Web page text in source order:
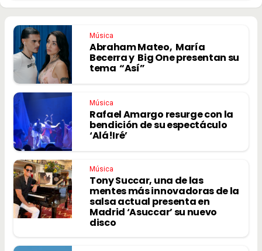
Música
Abraham Mateo, María
Becerra y Big One presentan su
tema “Así”
Música
Rafael Amargo resurge con la
bendición de su espectáculo
‘Alá!Iré’
Música
Tony Succar, una de las
mentes más innovadoras de la
salsa actual presenta en
Madrid ‘Asuccar’ su nuevo
disco